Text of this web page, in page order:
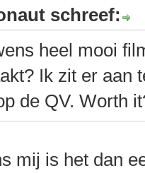
schreef:
heel mooi
Ik zit er aan
de QV. Worth
mij is het dan